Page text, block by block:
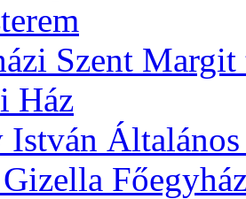
Szent
Ház
István